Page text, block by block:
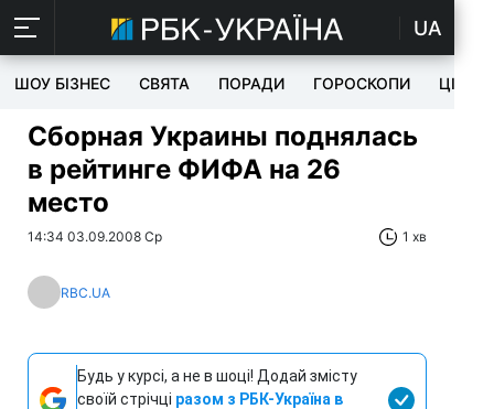
UA
ШОУ БІЗНЕС СВЯТА ПОРАДИ ГОРОСКОПИ ЦІКАВЕ
Сборная Украины поднялась
в рейтинге ФИФА на 26
место
14:34 03.09.2008 Ср 1 хв
RBC.UA
Будь у курсі, а не в шоці! Додай змісту
своїй стрічці разом з РБК-Україна в